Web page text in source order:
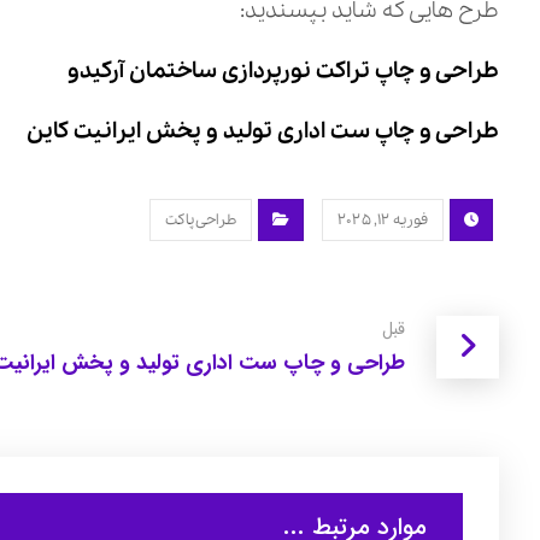
طرح هایی که شاید بپسندید:
طراحی و چاپ تراکت نورپردازی ساختمان آرکیدو
طراحی و چاپ ست اداری تولید و پخش ایرانیت کاین
فوریه ۱۲, ۲۰۲۵ طراحی پاکت
قبل
طراحی و چاپ ست اداری تولید و پخش
موارد مرتبط ...